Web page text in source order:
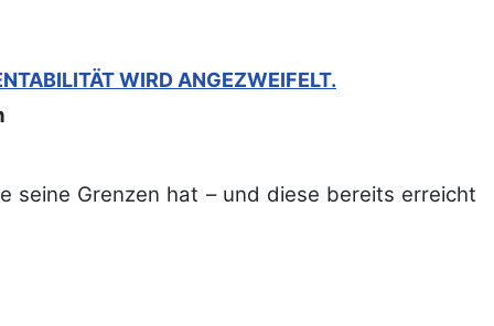
WIRD ANGEZWEIFELT.
seine Grenzen hat – und diese bereits erreicht